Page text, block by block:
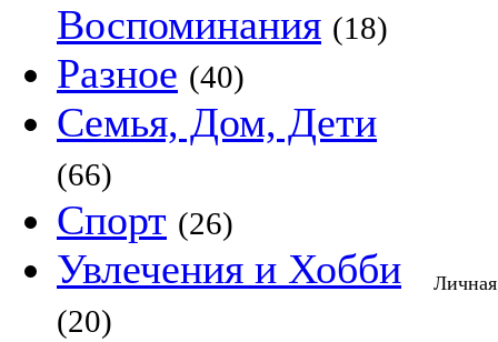
Воспоминания (18)
Разное (40)
Семья, Дом, Дети
(66)
Спорт (26)
Увлечения и Хобби
(20)